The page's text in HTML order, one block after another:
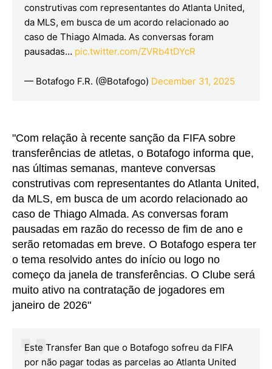
construtivas com representantes do Atlanta United,
da MLS, em busca de um acordo relacionado ao
caso de Thiago Almada. As conversas foram
pausadas… pic.twitter.com/ZVRb4tDYcR
— Botafogo F.R. (@Botafogo) December 31, 2025
"Com relação à recente sanção da FIFA sobre
transferências de atletas, o Botafogo informa que,
nas últimas semanas, manteve conversas
construtivas com representantes do Atlanta United,
da MLS, em busca de um acordo relacionado ao
caso de Thiago Almada. As conversas foram
pausadas em razão do recesso de fim de ano e
serão retomadas em breve. O Botafogo espera ter
o tema resolvido antes do início ou logo no
começo da janela de transferências. O Clube será
muito ativo na contratação de jogadores em
janeiro de 2026"
Este Transfer Ban que o Botafogo sofreu da FIFA
por não pagar todas as parcelas ao Atlanta United